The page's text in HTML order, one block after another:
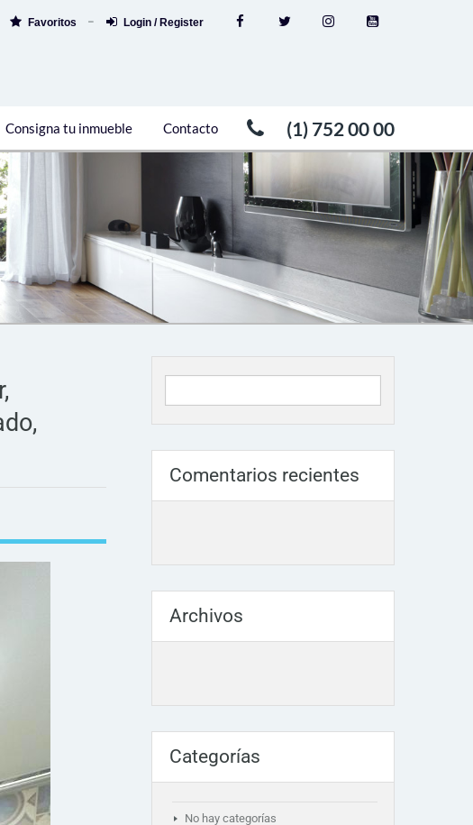
Favoritos Login / Register
(1) 752 00 00
Consigna tu inmueble Contacto
Comentarios recientes
Archivos
Categorías
No hay categorías